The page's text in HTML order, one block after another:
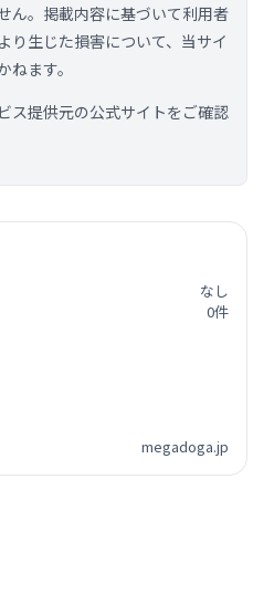
ん。掲載内容に基づいて利用者
り生じた損害について、当サイ
ねます。
ス提供元の公式サイトをご確認
なし
0件
megadoga.jp